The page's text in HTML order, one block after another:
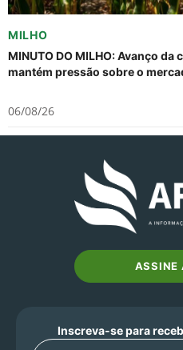
MILHO
MINUTO DO MILHO: Avanço
mantém pressão sobre o
06/08/26
ASSINE
Inscreva-se para